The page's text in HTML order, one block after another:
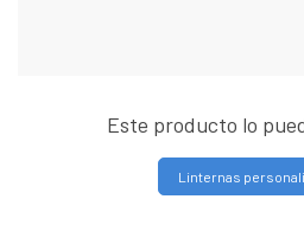
Este producto lo
Linternas